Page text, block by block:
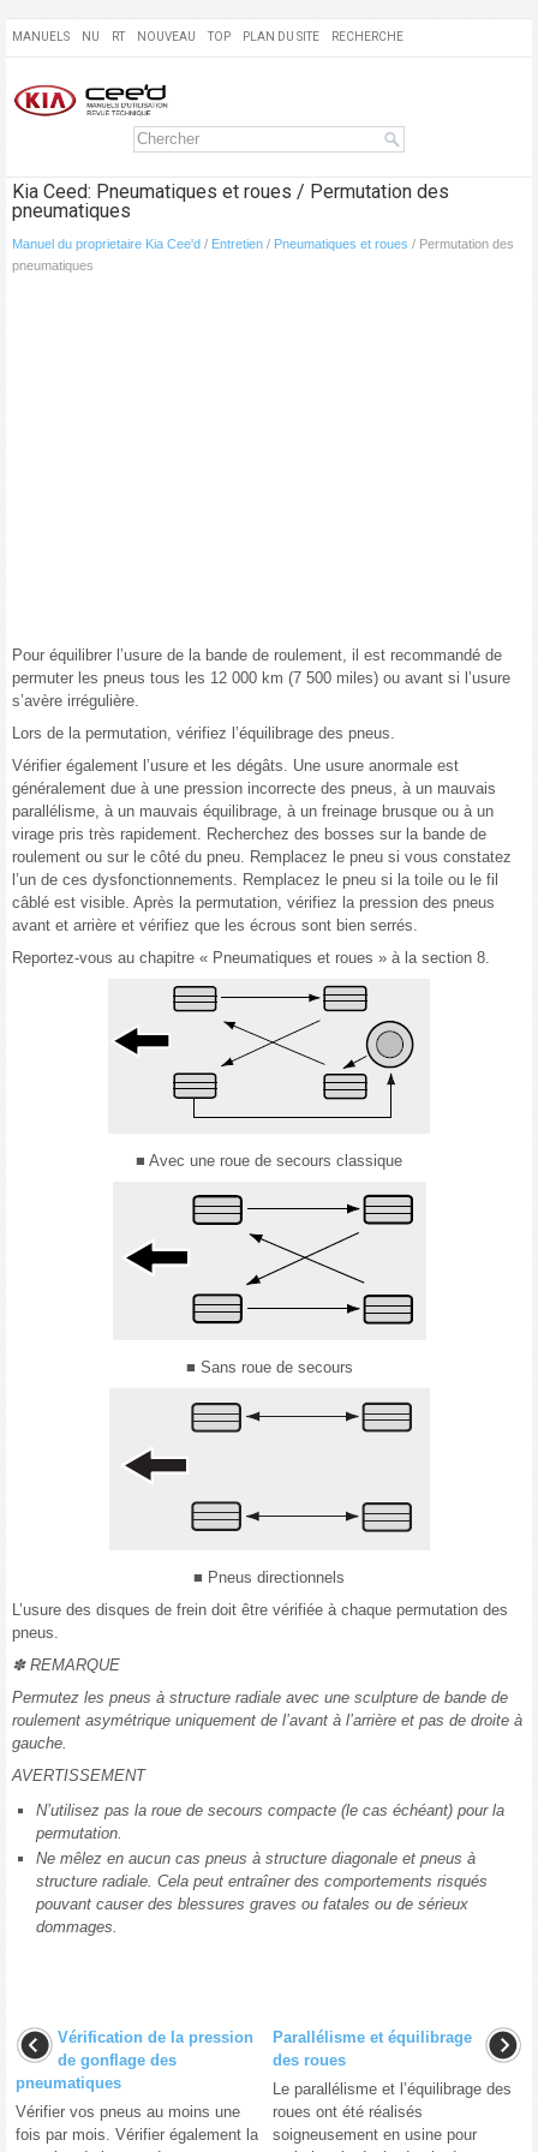
MANUELS NU RT NOUVEAU TOP PLAN DU SITE RECHERCHE
Kia Ceed: Pneumatiques et roues / Permutation des
pneumatiques
Manuel du proprietaire Kia Cee'd / Entretien / Pneumatiques et roues / Permutation des
pneumatiques
Pour équilibrer l’usure de la bande de roulement, il est recommandé de
permuter les pneus tous les 12 000 km (7 500 miles) ou avant si l’usure
s’avère irrégulière.
Lors de la permutation, vérifiez l’équilibrage des pneus.
Vérifier également l’usure et les dégâts. Une usure anormale est
généralement due à une pression incorrecte des pneus, à un mauvais
parallélisme, à un mauvais équilibrage, à un freinage brusque ou à un
virage pris très rapidement. Recherchez des bosses sur la bande de
roulement ou sur le côté du pneu. Remplacez le pneu si vous constatez
l’un de ces dysfonctionnements. Remplacez le pneu si la toile ou le fil
câblé est visible. Après la permutation, vérifiez la pression des pneus
avant et arrière et vérifiez que les écrous sont bien serrés.
Reportez-vous au chapitre « Pneumatiques et roues » à la section 8.
■ Avec une roue de secours classique
■ Sans roue de secours
■ Pneus directionnels
L’usure des disques de frein doit être vérifiée à chaque permutation des
pneus.
✽ REMARQUE
Permutez les pneus à structure radiale avec une sculpture de bande de
roulement asymétrique uniquement de l’avant à l’arrière et pas de droite à
gauche.
AVERTISSEMENT
N’utilisez pas la roue de secours compacte (le cas échéant) pour la
permutation.
Ne mêlez en aucun cas pneus à structure diagonale et pneus à
structure radiale. Cela peut entraîner des comportements risqués
pouvant causer des blessures graves ou fatales ou de sérieux
dommages.
Vérification de la pression
de gonflage des
pneumatiques
Vérifier vos pneus au moins une
fois par mois. Vérifier également la
Parallélisme et équilibrage
des roues
Le parallélisme et l’équilibrage des
roues ont été réalisés
soigneusement en usine pour